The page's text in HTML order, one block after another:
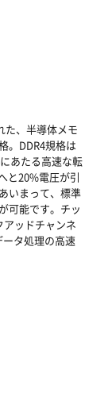
た、半導体メモ
。DDR4規格は
あたる高速な転
と20%電圧が引
いまって、標準
可能です。チッ
ッドチャンネ
タ処理の高速